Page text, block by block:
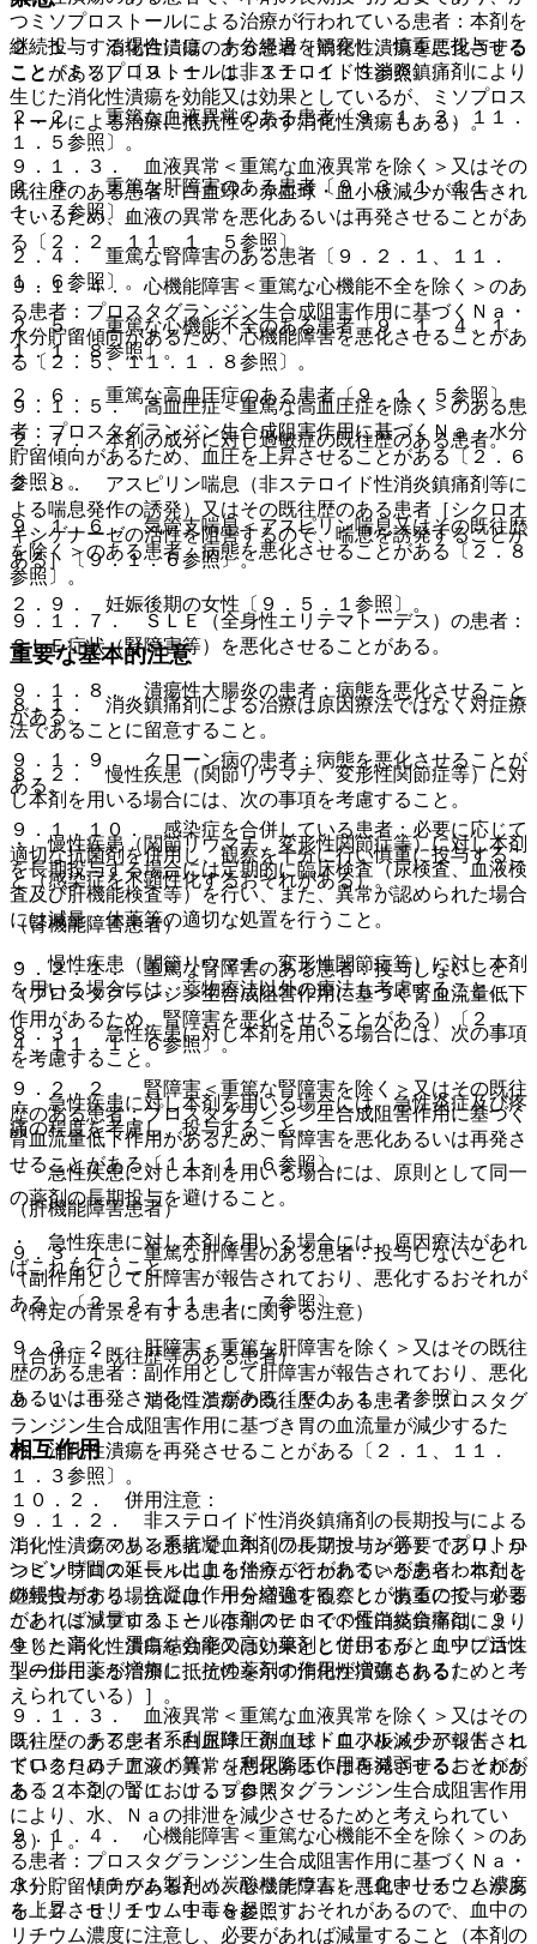
つミソプロストールによる治療が行われている患者：本剤を
継続投与する場合には、十分経過を観察し、慎重に投与する
こと（ミソプロストールは非ステロイド性消炎鎮痛剤により
生じた消化性潰瘍を効能又は効果としているが、ミソプロス
トールによる治療に抵抗性を示す消化性潰瘍もある）。
９．１．３． 血液異常＜重篤な血液異常を除く＞又はその
既往歴のある患者：白血球・赤血球・血小板減少が報告され
ているため、血液の異常を悪化あるいは再発させることがあ
る〔２．２、１１．１．５参照〕。
９．１．４． 心機能障害＜重篤な心機能不全を除く＞のあ
る患者：プロスタグランジン生合成阻害作用に基づくＮａ・
水分貯留傾向があるため、心機能障害を悪化させることがあ
る〔２．５、１１．１．８参照〕。
９．１．５． 高血圧症＜重篤な高血圧症を除く＞のある患
者：プロスタグランジン生合成阻害作用に基づくＮａ・水分
貯留傾向があるため、血圧を上昇させることがある〔２．６
参照〕。
９．１．６． 気管支喘息＜アスピリン喘息又はその既往歴
を除く＞のある患者：病態を悪化させることがある〔２．８
参照〕。
９．１．７． ＳＬＥ（全身性エリテマトーデス）の患者：
ＳＬＥ症状（腎障害等）を悪化させることがある。
９．１．８． 潰瘍性大腸炎の患者：病態を悪化させること
がある。
９．１．９． クローン病の患者：病態を悪化させることが
ある。
９．１．１０． 感染症を合併している患者：必要に応じて
適切な抗菌剤を併用し、観察を十分に行い慎重に投与するこ
と（感染症を不顕性化するおそれがある）。
（腎機能障害患者）
９．２．１． 重篤な腎障害のある患者：投与しないこと
（プロスタグランジン生合成阻害作用に基づく腎血流量低下
作用があるため、腎障害を悪化させることがある）〔２．
４、１１．１．６参照〕。
９．２．２． 腎障害＜重篤な腎障害を除く＞又はその既往
歴のある患者：プロスタグランジン生合成阻害作用に基づく
腎血流量低下作用があるため、腎障害を悪化あるいは再発さ
せることがある〔１１．１．６参照〕。
（肝機能障害患者）
９．３．１． 重篤な肝障害のある患者：投与しないこと
（副作用として肝障害が報告されており、悪化するおそれが
ある）〔２．３、１１．１．７参照〕。
９．３．２． 肝障害＜重篤な肝障害を除く＞又はその既往
歴のある患者：副作用として肝障害が報告されており、悪化
あるいは再発させることがある〔１１．１．７参照〕。
相互作用
１０．２． 併用注意：
１）． クマリン系抗凝血剤（ワルファリン等）［プロトロ
ンビン時間の延長＜出血を伴うことがある＞があらわれたと
の報告があり、抗凝血作用を増強することがあるので、必要
があれば減量すること（本剤のヒトでの蛋白結合率は、９
９％と高く、蛋白結合率の高い薬剤と併用すると血中に活性
型の併用薬が増加し、その薬剤の作用が増強されるためと考
えられている）］。
２）． チアジド系利尿降圧剤（ヒドロフルメチアジド、ヒ
ドロクロロチアジド等）［利尿降圧作用を減弱するおそれが
ある（本剤の腎におけるプロスタグランジン生合成阻害作用
により、水、Ｎａの排泄を減少させるためと考えられてい
る）］。
３）． リチウム製剤（炭酸リチウム）［血中リチウム濃度
を上昇させリチウム中毒を起こすおそれがあるので、血中の
リチウム濃度に注意し、必要があれば減量すること（本剤の
２．１． 消化性潰瘍のある患者［消化性潰瘍を悪化させる
ことがある］〔９．１．１、１１．１．３参照〕。
２．２． 重篤な血液異常のある患者〔９．１．３、１１．
１．５参照〕。
２．３． 重篤な肝障害のある患者〔９．３．１、１１．
１．７参照〕。
２．４． 重篤な腎障害のある患者〔９．２．１、１１．
１．６参照〕。
２．５． 重篤な心機能不全のある患者〔９．１．４、１
１．１．８参照〕。
２．６． 重篤な高血圧症のある患者〔９．１．５参照〕。
２．７． 本剤の成分に対し過敏症の既往歴のある患者。
２．８． アスピリン喘息（非ステロイド性消炎鎮痛剤等に
よる喘息発作の誘発）又はその既往歴のある患者［シクロオ
キシゲナーゼの活性を阻害するので、喘息を誘発することが
ある］〔９．１．６参照〕。
２．９． 妊娠後期の女性〔９．５．１参照〕。
重要な基本的注意
８．１． 消炎鎮痛剤による治療は原因療法ではなく対症療
法であることに留意すること。
８．２． 慢性疾患（関節リウマチ、変形性関節症等）に対
し本剤を用いる場合には、次の事項を考慮すること。
・ 慢性疾患（関節リウマチ、変形性関節症等）に対し本剤
を長期投与する場合には定期的に臨床検査（尿検査、血液検
査及び肝機能検査等）を行い、また、異常が認められた場合
には減量、休薬等の適切な処置を行うこと。
・ 慢性疾患（関節リウマチ、変形性関節症等）に対し本剤
を用いる場合には、薬物療法以外の療法も考慮すること。
８．３． 急性疾患に対し本剤を用いる場合には、次の事項
を考慮すること。
・ 急性疾患に対し本剤を用いる場合には、急性炎症及び疼
痛の程度を考慮し、投与すること。
・ 急性疾患に対し本剤を用いる場合には、原則として同一
の薬剤の長期投与を避けること。
・ 急性疾患に対し本剤を用いる場合には、原因療法があれ
ばこれを行うこと。
（特定の背景を有する患者に関する注意）
（合併症・既往歴等のある患者）
９．１．１． 消化性潰瘍の既往歴のある患者：プロスタグ
ランジン生合成阻害作用に基づき胃の血流量が減少するた
め、消化性潰瘍を再発させることがある〔２．１、１１．
１．３参照〕。
９．１．２． 非ステロイド性消炎鎮痛剤の長期投与による
消化性潰瘍のある患者で、本剤の長期投与が必要であり、か
つミソプロストールによる治療が行われている患者：本剤を
継続投与する場合には、十分経過を観察し、慎重に投与する
こと（ミソプロストールは非ステロイド性消炎鎮痛剤により
生じた消化性潰瘍を効能又は効果としているが、ミソプロス
トールによる治療に抵抗性を示す消化性潰瘍もある）。
９．１．３． 血液異常＜重篤な血液異常を除く＞又はその
既往歴のある患者：白血球・赤血球・血小板減少が報告され
ているため、血液の異常を悪化あるいは再発させることがあ
る〔２．２、１１．１．５参照〕。
９．１．４． 心機能障害＜重篤な心機能不全を除く＞のあ
る患者：プロスタグランジン生合成阻害作用に基づくＮａ・
水分貯留傾向があるため、心機能障害を悪化させることがあ
る〔２．５、１１．１．８参照〕。